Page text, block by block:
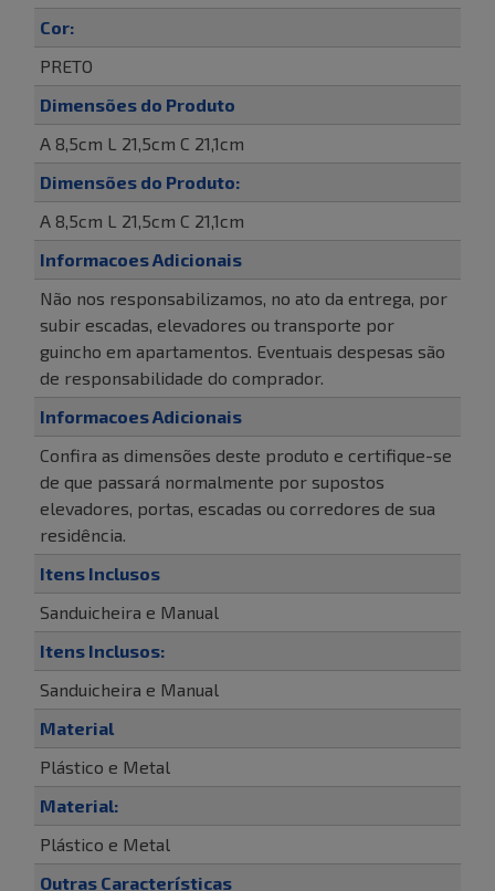
Cor:
PRETO
Dimensões do Produto
A 8,5cm L 21,5cm C 21,1cm
Dimensões do Produto:
A 8,5cm L 21,5cm C 21,1cm
Informacoes Adicionais
Não nos responsabilizamos, no ato da entrega, por
subir escadas, elevadores ou transporte por
guincho em apartamentos. Eventuais despesas são
de responsabilidade do comprador.
Informacoes Adicionais
Confira as dimensões deste produto e certifique-se
de que passará normalmente por supostos
elevadores, portas, escadas ou corredores de sua
residência.
Itens Inclusos
Sanduicheira e Manual
Itens Inclusos:
Sanduicheira e Manual
Material
Plástico e Metal
Material:
Plástico e Metal
Outras Características